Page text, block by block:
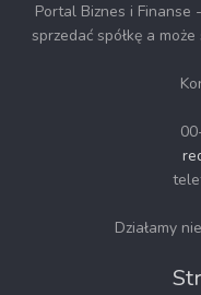
Portal Biznes i Finanse
sprzedać spółkę a
Działamy